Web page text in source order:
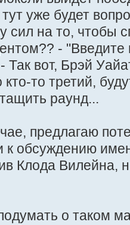
уже будет
сил на то, чтобы
- "Введите
Так вот, Брэй
то третий,
раунд...
предлагаю
к обсуждению
Клода Вилейна,
о таком